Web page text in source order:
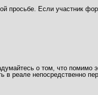
просьбе. Если участник
о том, что помимо
в реале непосредственно